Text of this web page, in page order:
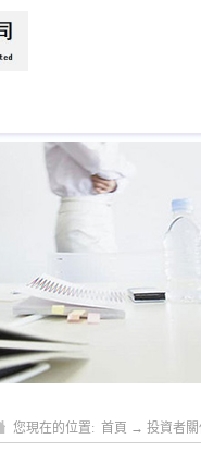
您現在的位置: 首頁 → 投資者